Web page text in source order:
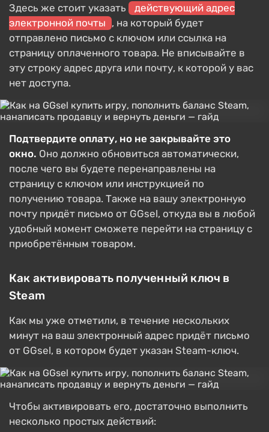
Здесь же стоит указать
действующий адрес
электронной почты , на который будет
отправлено письмо с ключом или ссылка на
страницу оплаченного товара. Не вписывайте в
эту строку адрес друга или почту, к которой у вас
нет доступа.
Подтвердите оплату, но не закрывайте это
окно. Оно должно обновиться автоматически,
после чего вы будете перенаправлены на
страницу с ключом или инструкцией по
получению товара. Также на вашу электронную
почту придёт письмо от GGsel, откуда вы в любой
удобный момент сможете перейти на страницу с
приобретённым товаром.
Как активировать полученный ключ в
Steam
Как мы уже отметили, в течение нескольких
минут на ваш электронный адрес придёт письмо
от GGsel, в котором будет указан Steam-ключ.
Чтобы активировать его, достаточно выполнить
несколько простых действий: